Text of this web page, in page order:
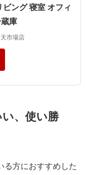
ング 寝室 オフィ
庫
市場店
、使い勝
る方におすすめした